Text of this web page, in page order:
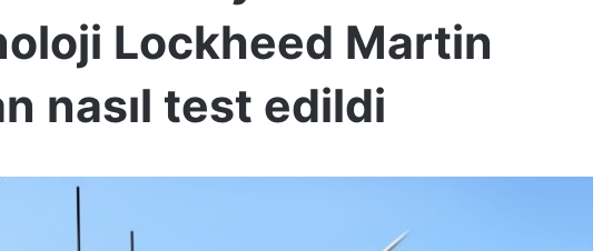
Lockheed Martin
nasıl test edildi